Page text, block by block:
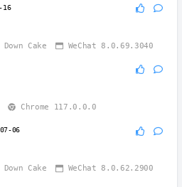
16
Cake WeChat 8.0.69.3040
Chrome 117.0.0.0
06
Cake WeChat 8.0.62.2900